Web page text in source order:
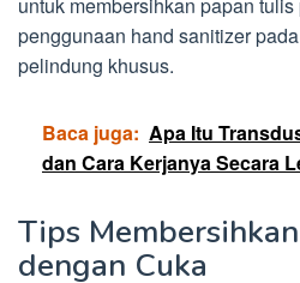
penggunaan hand sanitizer
pelindung khusus.
Baca juga: Apa Itu
dan Cara Kerjanya Secara
Tips
dengan Cuka